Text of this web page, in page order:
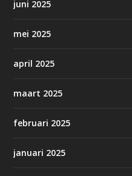
juni 2025
mei 2025
april 2025
maart 2025
februari 2025
januari 2025